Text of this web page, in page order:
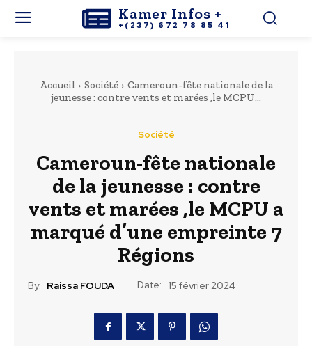
Kamer Infos +
+(237) 672 78 85 41
Accueil Société
Cameroun-fête nationale de la
jeunesse : contre vents et marées ,le MCPU...
Société
Cameroun-fête nationale
de la jeunesse : contre
vents et marées ,le MCPU a
marqué d’une empreinte 7
Régions
By: Raissa FOUDA Date: 15 février 2024